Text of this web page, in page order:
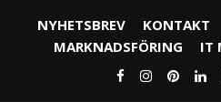
NYHETSBREV KONTAKT
MARKNADSFÖRING
IT